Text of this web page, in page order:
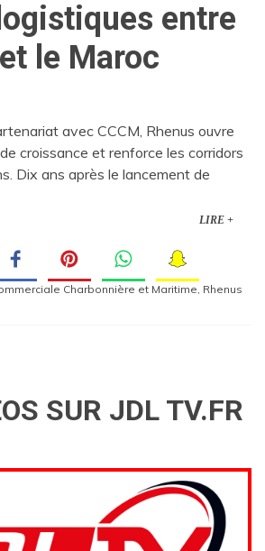
entre
et le Maroc
avec CCCM, Rhenus ouvre
croissance et renforce les corridors
Dix ans après le lancement de
LIRE +
Charbonnière et Maritime, Rhenus
SUR JDL TV.FR